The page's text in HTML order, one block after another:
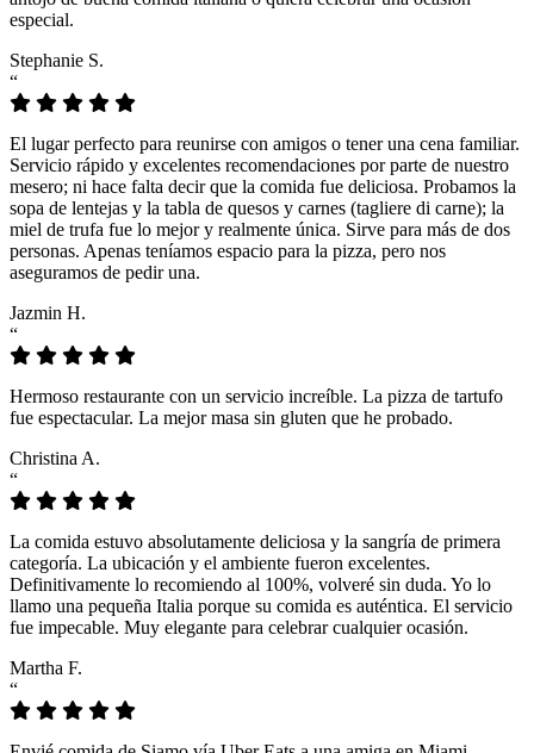
especial.
Stephanie S.
“
El lugar perfecto para reunirse con amigos o tener una cena familiar.
Servicio rápido y excelentes recomendaciones por parte de nuestro
mesero; ni hace falta decir que la comida fue deliciosa. Probamos la
sopa de lentejas y la tabla de quesos y carnes (tagliere di carne); la
miel de trufa fue lo mejor y realmente única. Sirve para más de dos
personas. Apenas teníamos espacio para la pizza, pero nos
aseguramos de pedir una.
Jazmin H.
“
Hermoso restaurante con un servicio increíble. La pizza de tartufo
fue espectacular. La mejor masa sin gluten que he probado.
Christina A.
“
La comida estuvo absolutamente deliciosa y la sangría de primera
categoría. La ubicación y el ambiente fueron excelentes.
Definitivamente lo recomiendo al 100%, volveré sin duda. Yo lo
llamo una pequeña Italia porque su comida es auténtica. El servicio
fue impecable. Muy elegante para celebrar cualquier ocasión.
Martha F.
“